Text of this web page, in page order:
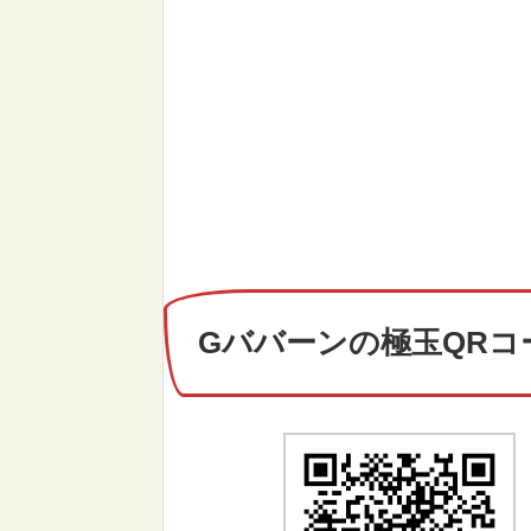
Gババーンの極玉QRコ